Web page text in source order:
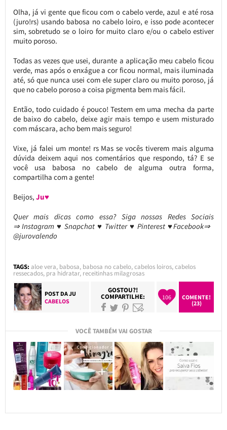
Olha, já vi gente que ficou com o cabelo verde, azul e até rosa
(juro!rs) usando babosa no cabelo loiro, e isso pode acontecer
sim, sobretudo se o loiro for muito claro e/ou o cabelo estiver
muito poroso.
Todas as vezes que usei, durante a aplicação meu cabelo ficou
verde, mas após o enxágue a cor ficou normal, mais iluminada
até, só que nunca usei com ele super claro ou muito poroso, já
que no cabelo poroso a coisa pigmenta bem mais fácil.
Então, todo cuidado é pouco! Testem em uma mecha da parte
de baixo do cabelo, deixe agir mais tempo e usem misturado
com máscara, acho bem mais seguro!
Vixe, já falei um monte! rs Mas se vocês tiverem mais alguma
dúvida deixem aqui nos comentários que respondo, tá? E se
você usa babosa no cabelo de alguma outra forma,
compartilha com a gente!
Beijos, Ju♥
Quer mais dicas como essa? Siga nossas Redes Sociais
⇒ Instagram ♥ Snapchat ♥ Twitter ♥ Pinterest ♥Facebook⇒
@jurovalendo
TAGS: aloe vera, babosa, babosa no cabelo,cabelos loiros,cabelos
ressecados, pra hidratar, receitinhas milagrosas
POST DAJU
CABELOS
GOSTOU?!
COMPARTILHE: 106
COMENTE!
(23)
VOCÊ TAMBÉM VAI GOSTAR